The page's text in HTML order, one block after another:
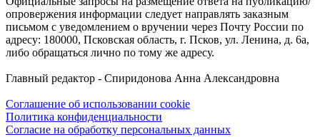
опровержения информации следует направлять заказным
письмом с уведомлением о вручении через Почту России по
адресу: 180000, Псковская область, г. Псков, ул. Ленина, д. 6а,
либо обращаться лично по тому же адресу.
Главный редактор - Спиридонова Анна Александровна
Соглашение об использовании cookie
Политика конфиденциальности
Согласие на обработку персональных данных